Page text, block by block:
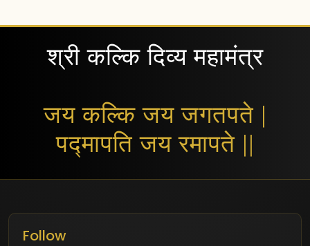
श्री कल्कि दिव्य महामंत्र
जय कल्कि जय जगतपते |
पद्मापति जय रमापते ||
Follow